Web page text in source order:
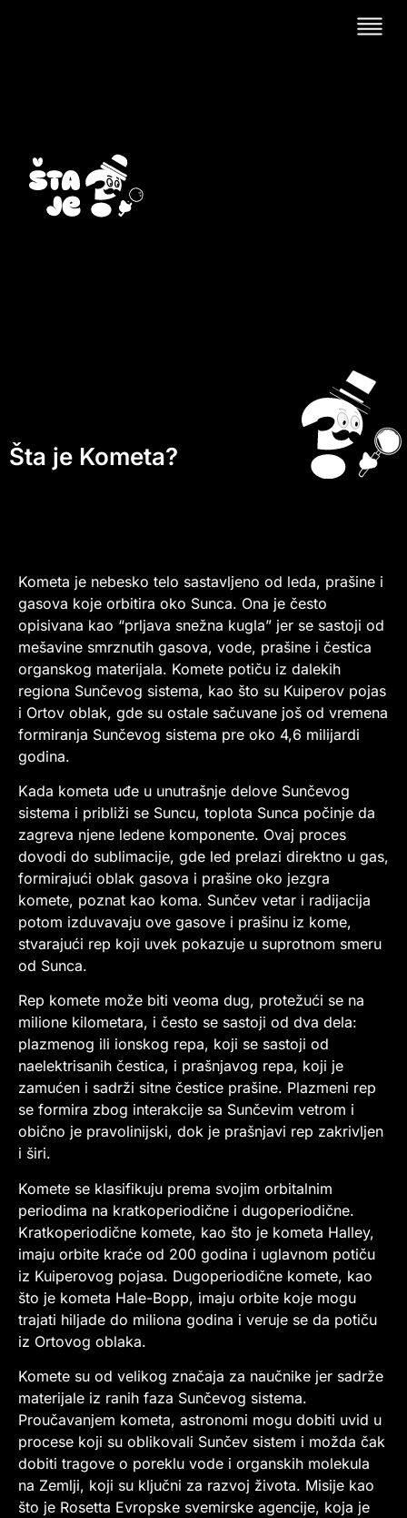
Šta je Kometa?
Kometa je nebesko telo sastavljeno od leda, prašine i
gasova koje orbitira oko Sunca. Ona je često
opisivana kao “prljava snežna kugla” jer se sastoji od
mešavine smrznutih gasova, vode, prašine i čestica
organskog materijala. Komete potiču iz dalekih
regiona Sunčevog sistema, kao što su Kuiperov pojas
i Ortov oblak, gde su ostale sačuvane još od vremena
formiranja Sunčevog sistema pre oko 4,6 milijardi
godina.
Kada kometa uđe u unutrašnje delove Sunčevog
sistema i približi se Suncu, toplota Sunca počinje da
zagreva njene ledene komponente. Ovaj proces
dovodi do sublimacije, gde led prelazi direktno u gas,
formirajući oblak gasova i prašine oko jezgra
komete, poznat kao koma. Sunčev vetar i radijacija
potom izduvavaju ove gasove i prašinu iz kome,
stvarajući rep koji uvek pokazuje u suprotnom smeru
od Sunca.
Rep komete može biti veoma dug, protežući se na
milione kilometara, i često se sastoji od dva dela:
plazmenog ili ionskog repa, koji se sastoji od
naelektrisanih čestica, i prašnjavog repa, koji je
zamućen i sadrži sitne čestice prašine. Plazmeni rep
se formira zbog interakcije sa Sunčevim vetrom i
obično je pravolinijski, dok je prašnjavi rep zakrivljen
i širi.
Komete se klasifikuju prema svojim orbitalnim
periodima na kratkoperiodične i dugoperiodične.
Kratkoperiodične komete, kao što je kometa Halley,
imaju orbite kraće od 200 godina i uglavnom potiču
iz Kuiperovog pojasa. Dugoperiodične komete, kao
što je kometa Hale-Bopp, imaju orbite koje mogu
trajati hiljade do miliona godina i veruje se da potiču
iz Ortovog oblaka.
Komete su od velikog značaja za naučnike jer sadrže
materijale iz ranih faza Sunčevog sistema.
Proučavanjem kometa, astronomi mogu dobiti uvid u
procese koji su oblikovali Sunčev sistem i možda čak
dobiti tragove o poreklu vode i organskih molekula
na Zemlji, koji su ključni za razvoj života. Misije kao
što je Rosetta Evropske svemirske agencije, koja je